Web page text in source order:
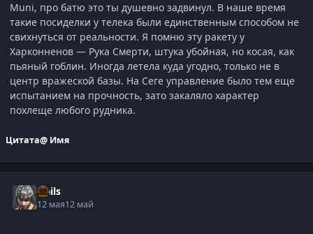
Muni, про батю это ты душевно задвинул. В наше время
такие посиделки у телека были единственным способом не
свихнуться от реальности. Я помню эту ракету у
Харконненов — Рука Смерти, штука убойная, но косая, как
пьяный гоблин. Иногда летела куда угодно, только не в
центр вражеской базы. На Сеге управление было тем еще
испытанием на прочность, зато закаляло характер
похлеще любого рудника.
Цитата@ Имя
Nails
12 мая12 май